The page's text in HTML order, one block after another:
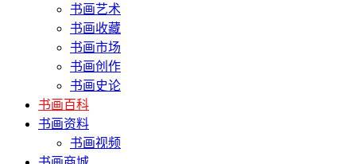
书画艺术
书画收藏
书画市场
书画创作
书画史论
书画百科
书画资料
书画视频